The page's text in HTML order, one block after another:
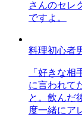
さんのセレ
ですよ。
料理初心者
「好きな
に言われて
と。飲んだ
度一緒にア